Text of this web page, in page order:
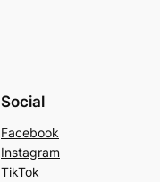
Social
Facebook
Instagram
TikTok